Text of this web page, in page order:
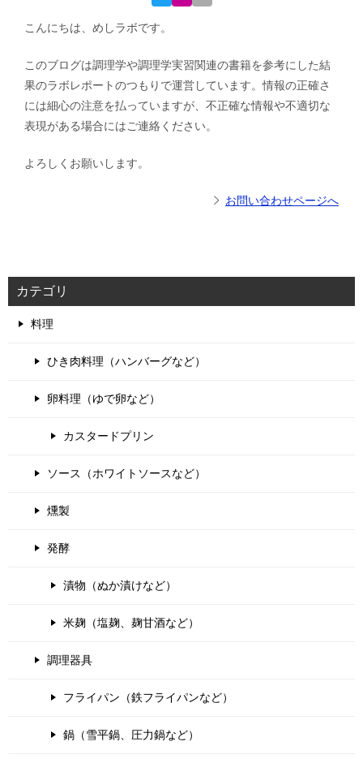
こんにちは、めしラボです。
このブログは調理学や調理学実習関連の書籍を参考にした結
果のラボレポートのつもりで運営しています。情報の正確さ
には細心の注意を払っていますが、不正確な情報や不適切な
表現がある場合にはご連絡ください。
よろしくお願いします。
お問い合わせページへ
カテゴリ
料理
ひき肉料理（ハンバーグなど）
卵料理（ゆで卵など）
カスタードプリン
ソース（ホワイトソースなど）
燻製
発酵
漬物（ぬか漬けなど）
米麹（塩麹、麹甘酒など）
調理器具
フライパン（鉄フライパンなど）
鍋（雪平鍋、圧力鍋など）